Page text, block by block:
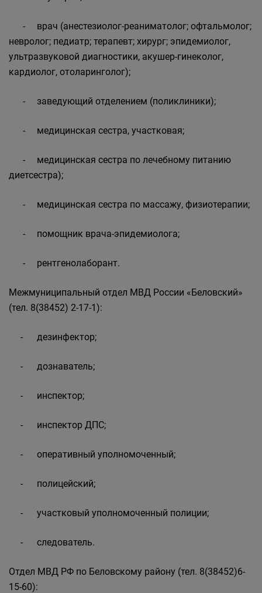
- врач (анестезиолог-реаниматолог; офтальмолог;
невролог; педиатр; терапевт; хирург; эпидемиолог,
ультразвуковой диагностики, акушер-гинеколог,
кардиолог, отоларинголог);
- заведующий отделением (поликлиники);
- медицинская сестра, участковая;
- медицинская сестра по лечебному питанию
диетсестра);
- медицинская сестра по массажу, физиотерапии;
- помощник врача-эпидемиолога;
- рентгенолаборант.
Межмуниципальный отдел МВД России «Беловский»
(тел. 8(38452) 2-17-1):
- дезинфектор;
- дознаватель;
- инспектор;
- инспектор ДПС;
- оперативный уполномоченный;
- полицейский;
- участковый уполномоченный полиции;
- следователь.
Отдел МВД РФ по Беловскому району (тел. 8(38452)6-
15-60):